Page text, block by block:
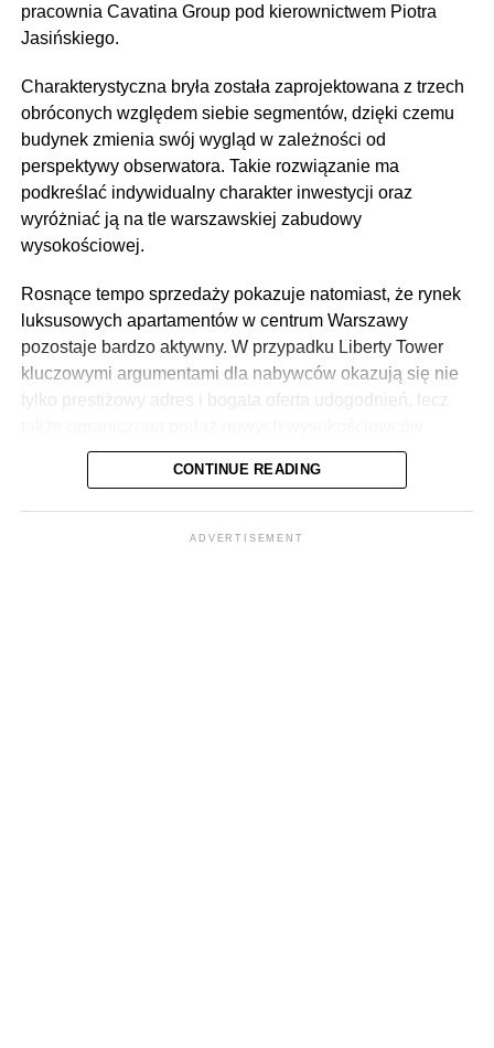
pracownia Cavatina Group pod kierownictwem Piotra
Jasińskiego.
Charakterystyczna bryła została zaprojektowana z trzech
obróconych względem siebie segmentów, dzięki czemu
budynek zmienia swój wygląd w zależności od
perspektywy obserwatora. Takie rozwiązanie ma
podkreślać indywidualny charakter inwestycji oraz
wyróżniać ją na tle warszawskiej zabudowy
wysokościowej.
Rosnące tempo sprzedaży pokazuje natomiast, że rynek
luksusowych apartamentów w centrum Warszawy
pozostaje bardzo aktywny. W przypadku Liberty Tower
kluczowymi argumentami dla nabywców okazują się nie
tylko prestiżowy adres i bogata oferta udogodnień, lecz
mieszkaniowych w śródmieściu stolicy.
CONTINUE READING
ADVERTISEMENT